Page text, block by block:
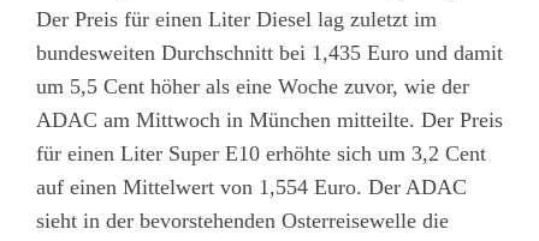
Der Preis für einen Liter Diesel lag zuletzt im
bundesweiten Durchschnitt bei 1,435 Euro und damit
um 5,5 Cent höher als eine Woche zuvor, wie der
ADAC am Mittwoch in München mitteilte. Der Preis
für einen Liter Super E10 erhöhte sich um 3,2 Cent
auf einen Mittelwert von 1,554 Euro. Der ADAC
sieht in der bevorstehenden Osterreisewelle die